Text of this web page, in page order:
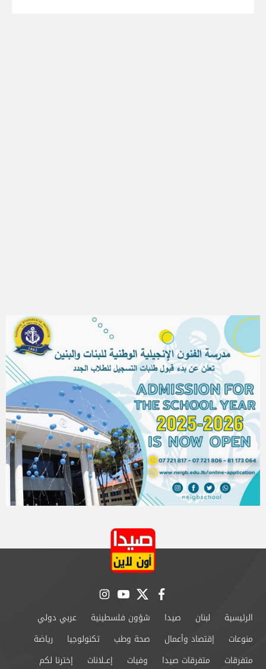
facebook
twitter
youtube
instagram
الرئيسية لبنان صيدا شؤون فلسطينية
عربي دولي
منوعات
إقتصاد وأعمال صحة وطب تكنولوجيا
رياضة
متفرقات
متفرقات صيدا وفيات إعــلانات إخترنا لكم